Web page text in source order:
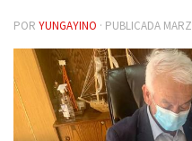
POR YUNGAYINO · PUBLICADA